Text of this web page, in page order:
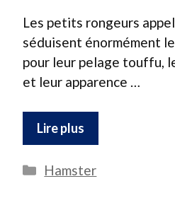
Les petits rongeurs
séduisent énormément
pour leur pelage touffu,
et leur apparence …
Lire plus
Catégories
Hamster